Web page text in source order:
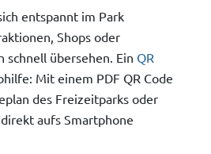
entspannt im Park
Shops oder
schnell übersehen. Ein QR
Mit einem PDF QR Code
des Freizeitparks oder
aufs Smartphone